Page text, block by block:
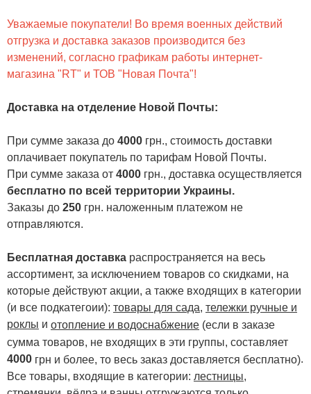
Уважаемые покупатели! Во время военных действий
отгрузка и доставка заказов производится без
изменений, согласно графикам работы интернет-
магазина "RT" и ТОВ "Новая Почта"!
Доставка на отделение Новой Почты:
При сумме заказа до 4000 грн., стоимость доставки
оплачивает покупатель по тарифам Новой Почты.
При сумме заказа от 4000 грн., доставка осуществляется
бесплатно по всей территории Украины.
Заказы до 250 грн. наложенным платежом не
отправляются.
Бесплатная доставка распространяется на весь
ассортимент, за исключением товаров со скидками, на
которые действуют акции, а также входящих в категории
(и все подкатегоии): товары для сада, тележки ручные и
роклы и отопление и водоснабжение (если в заказе
сумма товаров, не входящих в эти группы, составляет
4000 грн и более, то весь заказ доставляется бесплатно).
Все товары, входящие в категории: лестницы,